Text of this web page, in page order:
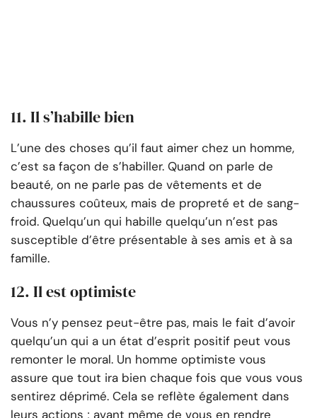
11. Il s’habille bien
L’une des choses qu’il faut aimer chez un homme,
c’est sa façon de s’habiller. Quand on parle de
beauté, on ne parle pas de vêtements et de
chaussures coûteux, mais de propreté et de sang-
froid. Quelqu’un qui habille quelqu’un n’est pas
susceptible d’être présentable à ses amis et à sa
famille.
12. Il est optimiste
Vous n’y pensez peut-être pas, mais le fait d’avoir
quelqu’un qui a un état d’esprit positif peut vous
remonter le moral. Un homme optimiste vous
assure que tout ira bien chaque fois que vous vous
sentirez déprimé. Cela se reflète également dans
leurs actions ; avant même de vous en rendre